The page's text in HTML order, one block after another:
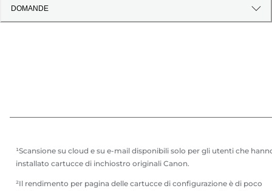
DOMANDE
¹Scansione su cloud e su e-mail disponibili solo per gli utenti che
installato cartucce di inchiostro originali Canon.
²Il rendimento per pagina delle cartucce di configurazione è di poco